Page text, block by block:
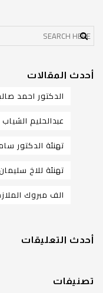
أحدث المقالات
الدكتور احمد
عبدالحليم
تهنئة الدكتور
تهنئة للاخ
الف مبروك
أحدث التعليقات
تصنيفات